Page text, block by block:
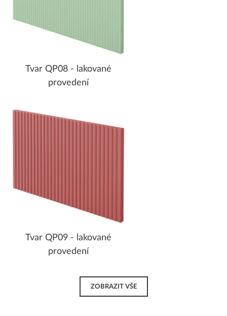
Tvar QP08 - lakované
provedení
Tvar QP09 - lakované
provedení
ZOBRAZIT VŠE